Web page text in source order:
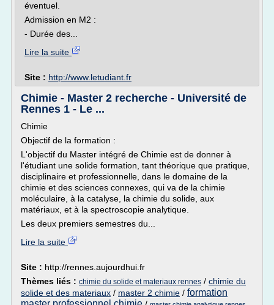
éventuel.
Admission en M2 :
- Durée des...
Lire la suite
Site : http://www.letudiant.fr
Chimie - Master 2 recherche - Université de
Rennes 1 - Le ...
Chimie
Objectif de la formation :
L'objectif du Master intégré de Chimie est de donner à
l'étudiant une solide formation, tant théorique que pratique,
disciplinaire et professionnelle, dans le domaine de la
chimie et des sciences connexes, qui va de la chimie
moléculaire, à la catalyse, la chimie du solide, aux
matériaux, et à la spectroscopie analytique.
Les deux premiers semestres du...
Lire la suite
Site : http://rennes.aujourdhui.fr
Thèmes liés : chimie du solide et materiaux rennes / chimie du
solide et des materiaux / master 2 chimie / formation